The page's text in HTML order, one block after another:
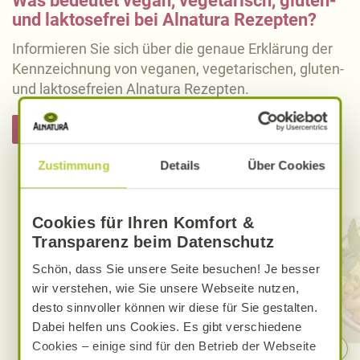
Zustimmung Details Über Cookies
Cookies für Ihren Komfort &
Transparenz beim Datenschutz
Schön, dass Sie unsere Seite besuchen! Je besser
wir verstehen, wie Sie unsere Webseite nutzen,
desto sinnvoller können wir diese für Sie gestalten.
Dabei helfen uns Cookies. Es gibt verschiedene
Cookies – einige sind für den Betrieb der Webseite
und laktosefrei bei Alnatura Rezepten?
Informieren Sie sich über die genaue Erklärung der
Kennzeichnung von veganen, vegetarischen, gluten-
und laktosefreien Alnatura Rezepten.
Hier informieren
Entdecken Sie weitere Rezepte